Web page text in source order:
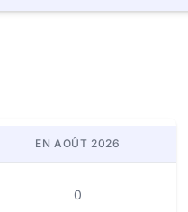
EN AOÛT 2026
0